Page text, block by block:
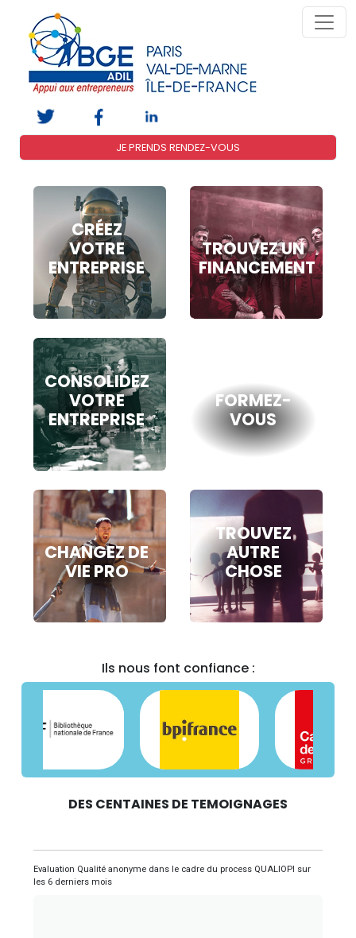
JE PRENDS RENDEZ-VOUS
CRÉEZ
VOTRE
ENTREPRISE
TROUVEZ UN
FINANCEMENT
CONSOLIDEZ
VOTRE
ENTREPRISE
FORMEZ-
VOUS
CHANGEZ DE
VIE PRO
TROUVEZ
AUTRE
CHOSE
Ils nous font confiance :
DES CENTAINES DE TEMOIGNAGES
Evaluation Qualité anonyme dans le cadre du process QUALIOPI sur
les 6 derniers mois